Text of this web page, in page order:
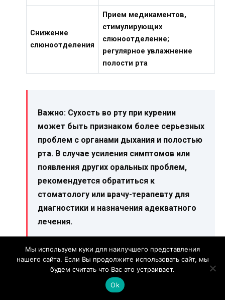
Снижение
слюноотделения
Прием медикаментов,
стимулирующих
слюноотделение;
регулярное увлажнение
полости рта
Важно: Сухость во рту при курении
может быть признаком более серьезных
проблем с органами дыхания и полостью
рта. В случае усиления симптомов или
появления других оральных проблем,
рекомендуется обратиться к
стоматологу или врачу-терапевту для
диагностики и назначения адекватного
лечения.
Сухость во рту при заболеваниях:
причины и лечение
Мы используем куки для наилучшего представления
нашего сайта. Если Вы продолжите использовать сайт, мы
будем считать что Вас это устраивает.
Ok